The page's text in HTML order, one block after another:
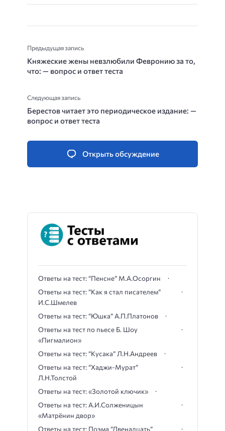
Предыдущая запись
Княжеские жены невзлюбили Февронию за то,
что: — вопрос и ответ теста
Следующая запись
Берестов читает это периодическое издание: —
вопрос и ответ теста
Открыть обсуждение
Ответы на тест: “Пенсне” М.А.Осоргин
Ответы на тест: “Как я стал писателем”
И.С.Шмелев
Ответы на тест: “Юшка” А.П.Платонов
Ответы на тест по пьесе Б. Шоу
«Пигмалион»
Ответы на тест: “Кусака” Л.Н.Андреев
Ответы на тест: “Хаджи-Мурат”
Л.Н.Толстой
Ответы на тест: «Золотой ключик»
Ответы на тест: А.И.Солженицын
«Матрёнин двор»
Ответы на тест: Поэма “Двенадцать”